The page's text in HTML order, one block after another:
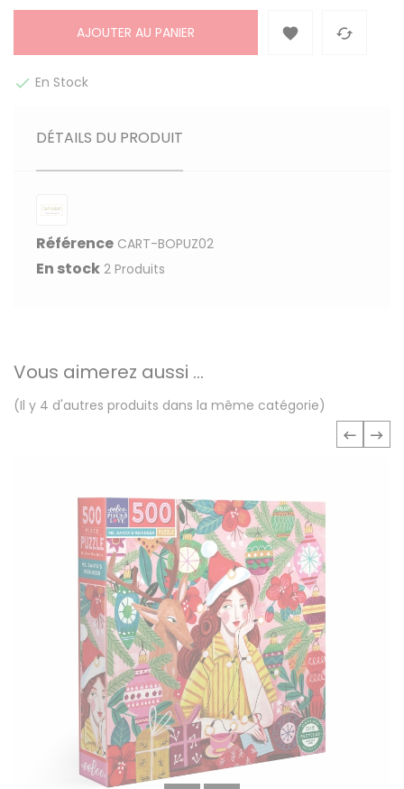
AJOUTER AU PANIER  
 En Stock
DÉTAILS DU PRODUIT
Référence CART-BOPUZ02
En stock 2 Produits
Vous aimerez aussi ...
(Il y 4 d'autres produits dans la même catégorie)